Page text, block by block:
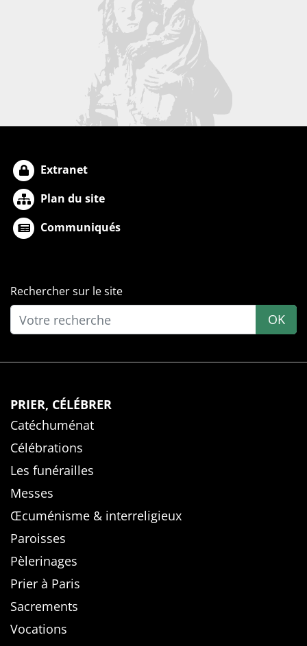
Extranet
Plan du site
Communiqués
Rechercher sur le site
OK
PRIER, CÉLÉBRER
Catéchuménat
Célébrations
Les funérailles
Messes
Œcuménisme & interreligieux
Paroisses
Pèlerinages
Prier à Paris
Sacrements
Vocations